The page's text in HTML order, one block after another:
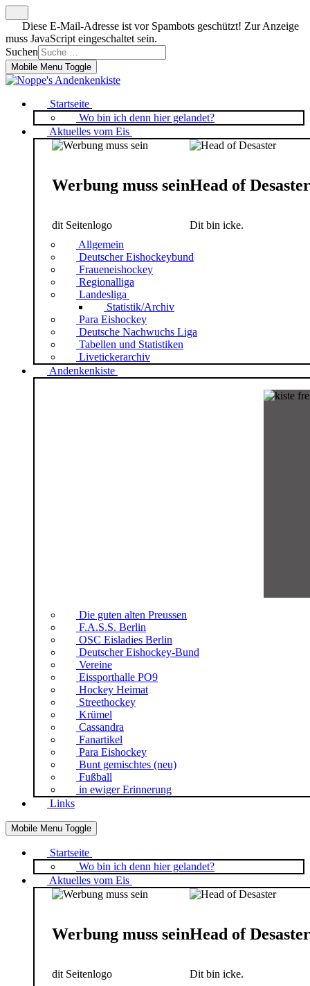
Diese E-Mail-Adresse ist vor Spambots geschützt! Zur Anzeige
muss JavaScript eingeschaltet sein.
Suchen
Mobile Menu Toggle
Startseite
Wo bin ich denn hier gelandet?
Aktuelles vom Eis
Werbung muss sein
dit Seitenlogo
Head of Desaster
Dit bin icke.
Allgemein
Deutscher Eishockeybund
Fraueneishockey
Regionalliga
Landesliga
Statistik/Archiv
Para Eishockey
Deutsche Nachwuchs Liga
Tabellen und Statistiken
Livetickerarchiv
Andenkenkiste
Die guten alten Preussen
F.A.S.S. Berlin
OSC Eisladies Berlin
Deutscher Eishockey-Bund
Vereine
Eissporthalle PO9
Hockey Heimat
Streethockey
Krümel
Cassandra
Fanartikel
Para Eishockey
Bunt gemischtes (neu)
Fußball
in ewiger Erinnerung
Links
Mobile Menu Toggle
Startseite
Wo bin ich denn hier gelandet?
Aktuelles vom Eis
Werbung muss sein
dit Seitenlogo
Head of Desaster
Dit bin icke.